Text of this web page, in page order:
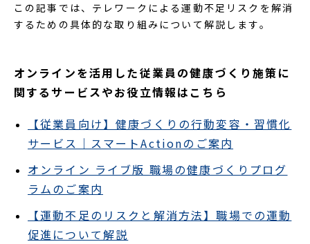
この記事では、テレワークによる運動不足リスクを解消
するための具体的な取り組みについて解説します。
オンラインを活用した従業員の健康づくり施策に
関するサービスやお役立情報はこちら
【従業員向け】健康づくりの行動変容・習慣化
サービス｜スマートActionのご案内
オンライン ライブ版 職場の健康づくりプログ
ラムのご案内
【運動不足のリスクと解消方法】職場での運動
促進について解説